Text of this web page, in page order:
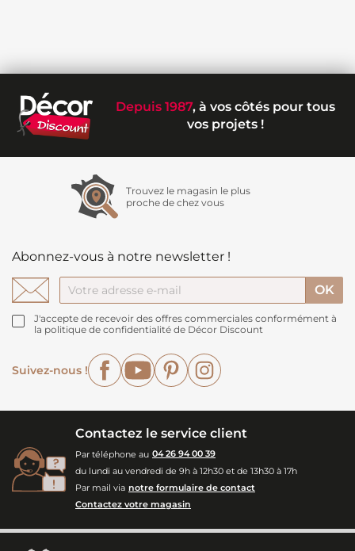
Depuis 1987, à vos côtés pour tous
vos projets !
Trouvez le magasin le plus
proche de chez vous
Abonnez-vous à notre newsletter !
J'accepte de recevoir des offres commerciales conformément à
la politique de confidentialité de Décor Discount
Suivez-nous !
FacebookYouTubePinterest
Contactez le service client
Par téléphone au 04 26 94 00 39
du lundi au vendredi de 9h à 12h30 et de 13h30 à 17h
Par mail via notre formulaire de contact
Contactez votre magasin